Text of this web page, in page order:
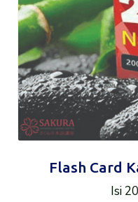
Flash Card
Isi